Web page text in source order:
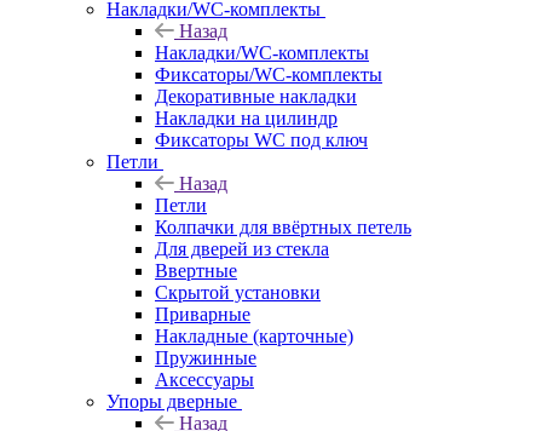
Накладки/WC-комплекты
Назад
Накладки/WC-комплекты
Фиксаторы/WC-комплекты
Декоративные накладки
Накладки на цилиндр
Фиксаторы WC под ключ
Петли
Назад
Петли
Колпачки для ввёртных петель
Для дверей из стекла
Ввертные
Скрытой установки
Приварные
Накладные (карточные)
Пружинные
Аксессуары
Упоры дверные
Назад